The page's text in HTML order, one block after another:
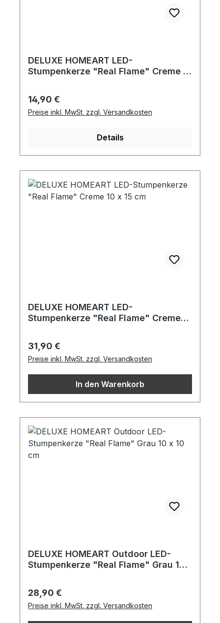
DELUXE HOMEART LED-
Stumpenkerze "Real Flame" Creme 5
Regulärer Preis:
14,90 €
Preise inkl. MwSt. zzgl. Versandkosten
Details
DELUXE HOMEART LED-
Stumpenkerze "Real Flame" Creme
Regulärer Preis:
31,90 €
Preise inkl. MwSt. zzgl. Versandkosten
In den Warenkorb
DELUXE HOMEART Outdoor LED-
Stumpenkerze "Real Flame" Grau 10
Regulärer Preis:
28,90 €
Preise inkl. MwSt. zzgl. Versandkosten